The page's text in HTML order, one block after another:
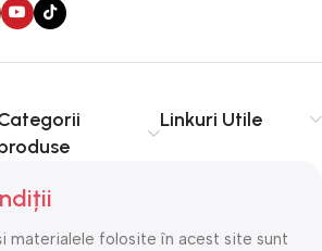
Linkuri Utile
materialele folosite în acest site sunt